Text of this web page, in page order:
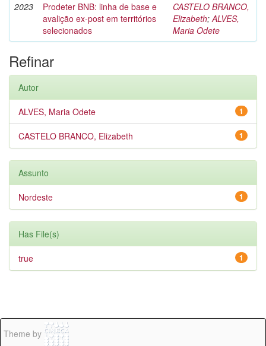
2023
Prodeter BNB: linha de base e
avalição ex-post em territórios
selecionados
CASTELO BRANCO,
Elizabeth;ALVES,
Maria Odete
Refinar
Autor
1
ALVES, Maria Odete
1
CASTELO BRANCO, Elizabeth
Assunto
1
Nordeste
Has File(s)
1
true
Theme by